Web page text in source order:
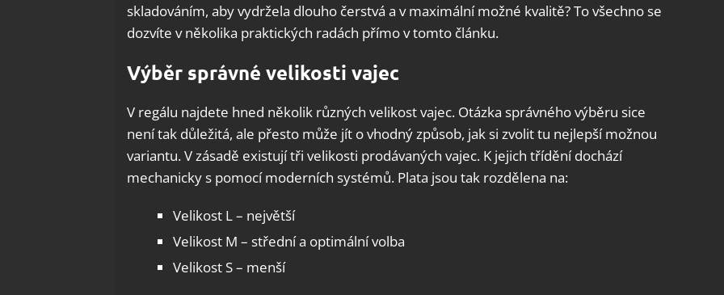
skladováním, aby vydržela dlouho čerstvá a v maximální možné kvalitě? To všechno se
dozvíte v několika praktických radách přímo v tomto článku.
Výběr správné velikosti vajec
V regálu najdete hned několik různých velikost vajec. Otázka správného výběru sice
není tak důležitá, ale přesto může jít o vhodný způsob, jak si zvolit tu nejlepší možnou
variantu. V zásadě existují tři velikosti prodávaných vajec. K jejich třídění dochází
mechanicky s pomocí moderních systémů. Plata jsou tak rozdělena na:
Velikost L – největší
Velikost M – střední a optimální volba
Velikost S – menší